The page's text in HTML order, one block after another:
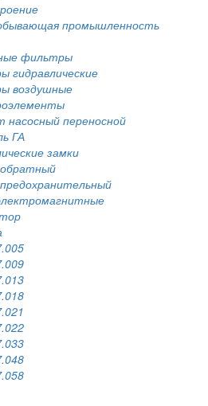
промышленность
фильтры
гидравлические
воздушные
насосный переносной
ГА
замки